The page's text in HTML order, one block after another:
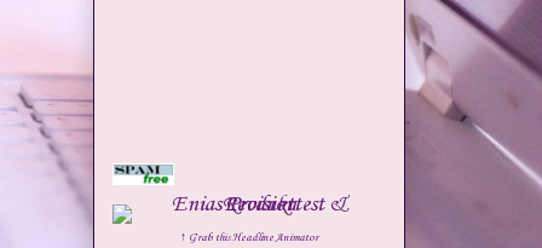
↑ Grab this Headline Animator